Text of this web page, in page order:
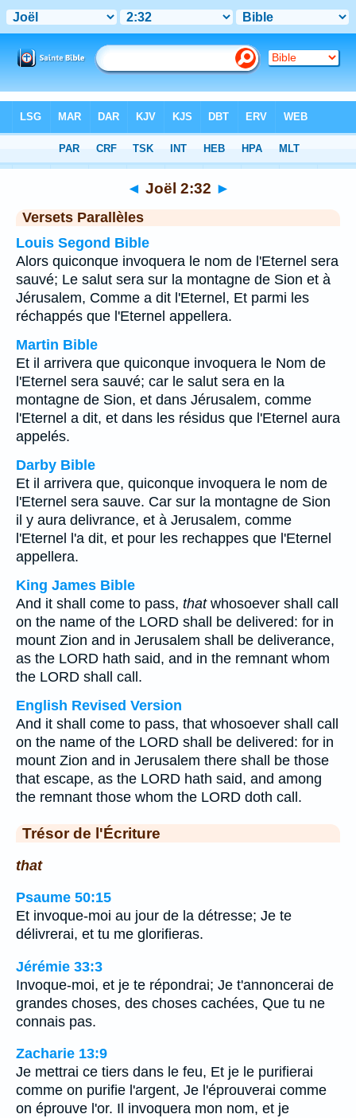
Chapitre 2 > Verset 32
◄ Joël 2:32 ►
Versets Parallèles
Louis Segond Bible
Alors quiconque invoquera le nom de l'Eternel sera
sauvé; Le salut sera sur la montagne de Sion et à
Jérusalem, Comme a dit l'Eternel, Et parmi les
réchappés que l'Eternel appellera.
Martin Bible
Et il arrivera que quiconque invoquera le Nom de
l'Eternel sera sauvé; car le salut sera en la
montagne de Sion, et dans Jérusalem, comme
l'Eternel a dit, et dans les résidus que l'Eternel aura
appelés.
Darby Bible
Et il arrivera que, quiconque invoquera le nom de
l'Eternel sera sauve. Car sur la montagne de Sion
il y aura delivrance, et à Jerusalem, comme
l'Eternel l'a dit, et pour les rechappes que l'Eternel
appellera.
King James Bible
And it shall come to pass, thatwhosoever shall call
on the name of the LORD shall be delivered: for in
mount Zion and in Jerusalem shall be deliverance,
as the LORD hath said, and in the remnant whom
the LORD shall call.
English Revised Version
And it shall come to pass, that whosoever shall call
on the name of the LORD shall be delivered: for in
mount Zion and in Jerusalem there shall be those
that escape, as the LORD hath said, and among
the remnant those whom the LORD doth call.
Trésor de l'Écriture
that
Psaume 50:15
Et invoque-moi au jour de la détresse; Je te
délivrerai, et tu me glorifieras.
Jérémie 33:3
Invoque-moi, et je te répondrai; Je t'annoncerai de
grandes choses, des choses cachées, Que tu ne
connais pas.
Zacharie 13:9
Je mettrai ce tiers dans le feu, Et je le purifierai
comme on purifie l'argent, Je l'éprouverai comme
on éprouve l'or. Il invoquera mon nom, et je